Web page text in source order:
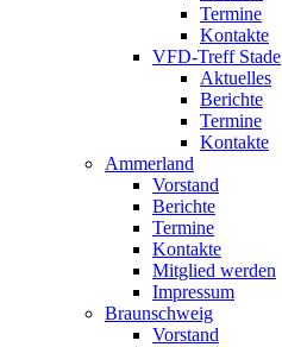
Termine
Kontakte
VFD-Treff Stade
Aktuelles
Berichte
Termine
Kontakte
Ammerland
Vorstand
Berichte
Termine
Kontakte
Mitglied werden
Impressum
Braunschweig
Vorstand